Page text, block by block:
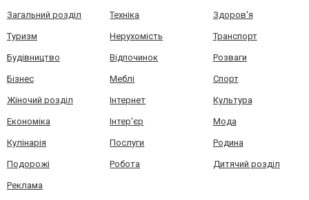
Загальний розділ Техніка Здоров'я
Туризм Нерухомість Транспорт
Будівництво Відпочинок Розваги
Бізнес Меблі Спорт
Жіночий розділ Інтернет Культура
Економіка Інтер'єр Мода
Кулінарія Послуги Родина
Подорожі Робота Дитячий розділ
Реклама